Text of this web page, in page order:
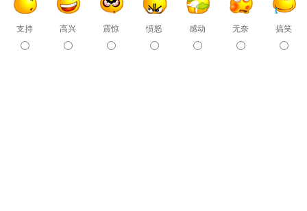
支持 高兴 震惊 愤怒 感动 无奈 搞笑